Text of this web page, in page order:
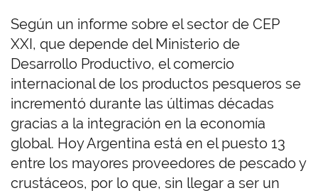
Según un informe sobre el sector de CEP
XXI, que depende del Ministerio de
Desarrollo Productivo, el comercio
internacional de los productos pesqueros se
incrementó durante las últimas décadas
gracias a la integración en la economía
global. Hoy Argentina está en el puesto 13
entre los mayores proveedores de pescado y
crustáceos, por lo que, sin llegar a ser un